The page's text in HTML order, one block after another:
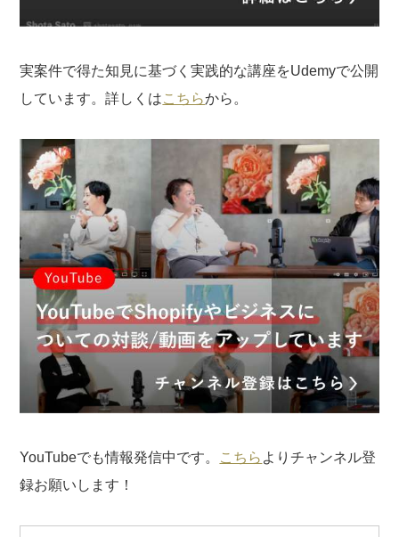
実案件で得た知見に基づく実践的な講座をUdemyで公開
しています。詳しくはこちらから。
YouTubeでも情報発信中です。 こちら よりチャンネル登
録お願いします！